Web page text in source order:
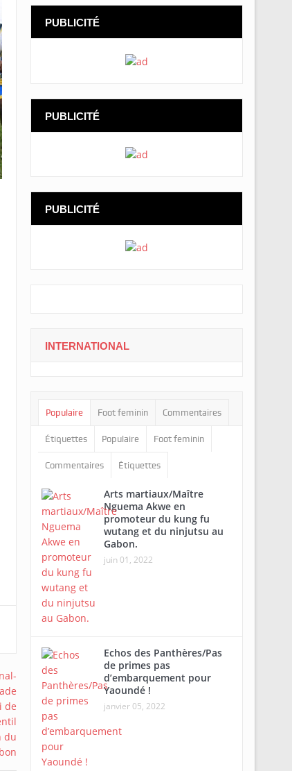
PUBLICITÉ
PUBLICITÉ
PUBLICITÉ
INTERNATIONAL
Populaire Foot feminin Commentaires
Étiquettes Populaire Foot feminin
Commentaires Étiquettes
Arts martiaux/Maître
Nguema Akwe en
promoteur du kung fu
wutang et du ninjutsu au
Gabon.
juin 01, 2022
Echos des Panthères/Pas
de primes pas
d’embarquement pour
Yaoundé !
janvier 05, 2022